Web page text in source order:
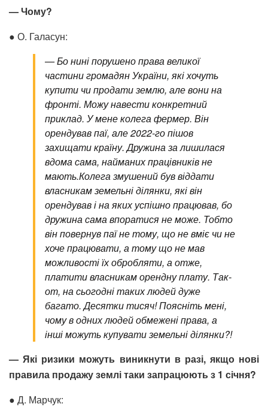
— Чому?
● О. Галасун:
—Бо нині порушено права великої
частини громадян України, які хочуть
купити чи продати землю, але вони на
фронті. Можу навести конкретний
приклад. У мене колега фермер. Він
орендував паї, але 2022-го пішов
захищати країну. Дружина за лишилася
вдома сама, найманих працівників не
мають.Колега змушений був віддати
власникам земельні ділянки, які він
орендував і на яких успішно працював, бо
дружина сама впоратися не може. Тобто
він повернув паї не тому, що не вміє чи не
хоче працювати, а тому що не мав
можливості їх обробляти, а отже,
платити власникам орендну плату. Так-
от, на сьогодні таких людей дуже
багато. Десятки тисяч! Поясніть мені,
чому в одних людей обмежені права, а
інші можуть купувати земельні ділянки?!
— Які ризики можуть виникнути в разі, якщо нові
правила продажу землі таки запрацюють з 1 січня?
● Д. Марчук: